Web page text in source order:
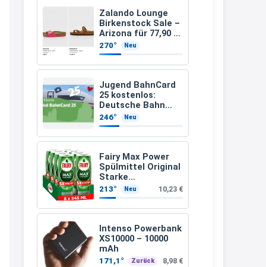
Zalando Lounge
Birkenstock Sale –
Arizona für 77,90 €
statt 120 €
270° Neu
Jugend BahnCard
25 kostenlos:
Deutsche Bahn
verschenkt
BahnCard an
Kinder und
Jugendliche
246° Neu
Fairy Max Power
Spülmittel Original
Starke
Fettlösekraft
(8x545ml)
213° Neu 10,23 €
Intenso Powerbank
XS10000 – 10000
mAh
171,1° Zurück 8,98 €
müsste schon stornieren und
nochmal bestellen, da man
Rabattcodes oder auch
Warenkorb oder an der Kasse
VOR dem Kauf einlösen kann.
17:06
↩
Och siche den Gutschein
fürmeggelebaguetts
Kerstin
Meggle bagett Gutschein code